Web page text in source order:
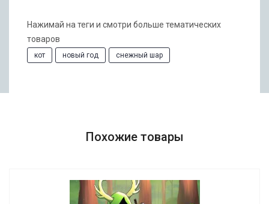
Нажимай на теги и смотри больше тематических
товаров
кот новый год снежный шар
Похожие товары